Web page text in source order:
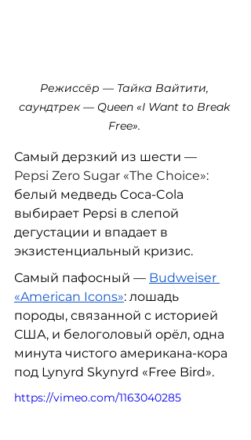
Режиссёр — Тайка Вайтити,
саундтрек — Queen «I Want to Break
Free».
Самый дерзкий из шести —
Pepsi Zero Sugar «The Choice»:
белый медведь Coca-Cola
выбирает Pepsi в слепой
дегустации и впадает в
экзистенциальный кризис.
Самый пафосный — Budweiser
«American Icons»: лошадь
породы, связанной с историей
США, и белоголовый орёл, одна
минута чистого американа-кора
под Lynyrd Skynyrd «Free Bird».
https://vimeo.com/1163040285